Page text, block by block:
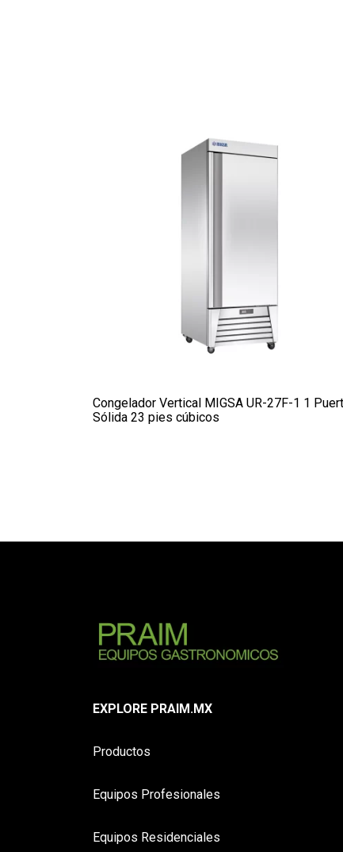
Congelador Vertical MIGSA UR-27F-1 1
Sólida 23 pies cúbicos
EXPLORE PRAIM.MX
Productos
Equipos Profesionales
Equipos Residenciales